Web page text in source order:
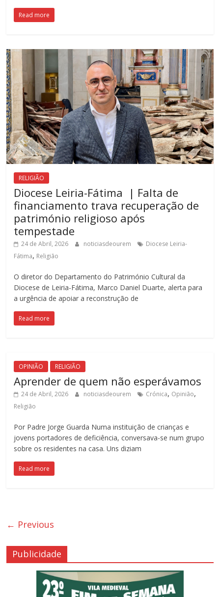
Read more
RELIGIÃO
Diocese Leiria-Fátima | Falta de
financiamento trava recuperação de
património religioso após
tempestade
24 de Abril, 2026 noticiasdeourem
Diocese Leiria-
Fátima, Religião
O diretor do Departamento do Património Cultural da
Diocese de Leiria-Fátima, Marco Daniel Duarte, alerta para
a urgência de apoiar a reconstrução de
Read more
OPINIÃO RELIGIÃO
Aprender de quem não esperávamos
24 de Abril, 2026 noticiasdeourem Crónica, Opinião,
Religião
Por Padre Jorge Guarda Numa instituição de crianças e
jovens portadores de deficiência, conversava-se num grupo
sobre os residentes na casa. Uns diziam
Read more
← Previous
Publicidade